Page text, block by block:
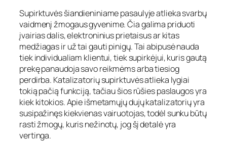
Supirktuvės šiandieniniame pasaulyje atlieka svarbų
vaidmenį žmogaus gyvenime. Čia galima priduoti
įvairias dalis, elektroninius prietaisus ar kitas
medžiagas ir už tai gauti pinigų. Tai abipusė nauda
tiek individualiam klientui, tiek supirkėjui, kuris gautą
prekę panaudoja savo reikmėms arba tiesiog
perdirba. Katalizatorių supirktuvės atlieka lygiai
tokią pačią funkciją, tačiau šios rūšies paslaugos yra
kiek kitokios. Apie išmetamųjų dujų katalizatorių yra
susipažinęs kiekvienas vairuotojas, todėl sunku būtų
rasti žmogų, kuris nežinotų, jog šį detalė yra
vertinga.